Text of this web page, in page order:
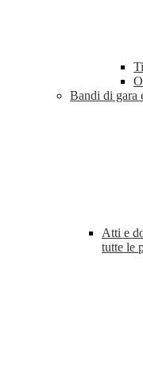
Bandi di gara
Atti e
tutte le